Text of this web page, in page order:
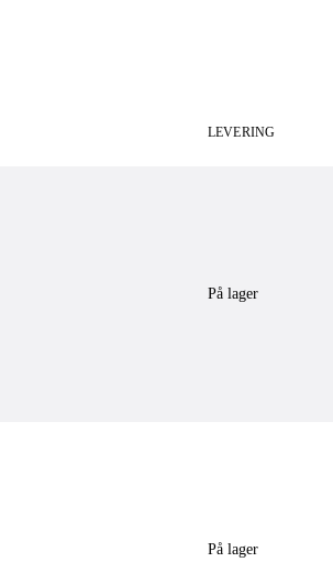
LEVERING
På lager
På lager